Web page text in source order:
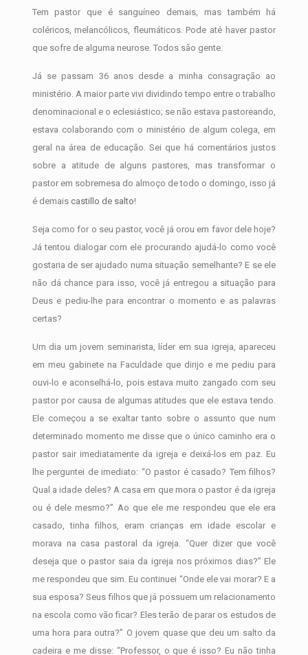
Tem pastor que é sanguíneo demais, mas também há
coléricos, melancólicos, fleumáticos. Pode até haver pastor
que sofre de alguma neurose. Todos são gente.
Já se passam 36 anos desde a minha consagração ao
ministério. A maior parte vivi dividindo tempo entre o trabalho
denominacional e o eclesiástico; se não estava pastoreando,
estava colaborando com o ministério de algum colega, em
geral na área de educação. Sei que há comentários justos
sobre a atitude de alguns pastores, mas transformar o
pastor em sobremesa do almoço de todo o domingo, isso já
é demais castillo de salto!
Seja como for o seu pastor, você já orou em favor dele hoje?
Já tentou dialogar com ele procurando ajudá-lo como você
gostaria de ser ajudado numa situação semelhante? E se ele
não dá chance para isso, você já entregou a situação para
Deus e pediu-lhe para encontrar o momento e as palavras
certas?
Um dia um jovem seminarista, líder em sua igreja, apareceu
em meu gabinete na Faculdade que dirijo e me pediu para
ouvi-lo e aconselhá-lo, pois estava muito zangado com seu
pastor por causa de algumas atitudes que ele estava tendo.
Ele começou a se exaltar tanto sobre o assunto que num
determinado momento me disse que o único caminho era o
pastor sair imediatamente da igreja e deixá-los em paz. Eu
lhe perguntei de imediato: “O pastor é casado? Tem filhos?
Qual a idade deles? A casa em que mora o pastor é da igreja
ou é dele mesmo?” Ao que ele me respondeu que ele era
casado, tinha filhos, eram crianças em idade escolar e
morava na casa pastoral da igreja. “Quer dizer que você
deseja que o pastor saia da igreja nos próximos dias?” Ele
me respondeu que sim. Eu continuei “Onde ele vai morar? E a
sua esposa? Seus filhos que já possuem um relacionamento
na escola como vão ficar? Eles terão de parar os estudos de
uma hora para outra?” O jovem quase que deu um salto da
cadeira e me disse: “Professor, o que é isso? Eu não tinha